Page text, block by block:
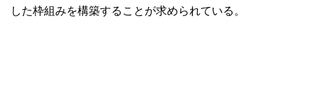
した枠組みを構築することが求められている。